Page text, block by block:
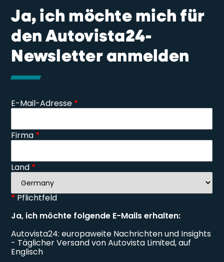
Ja, ich möchte mich für
den Autovista24-
Newsletter anmelden